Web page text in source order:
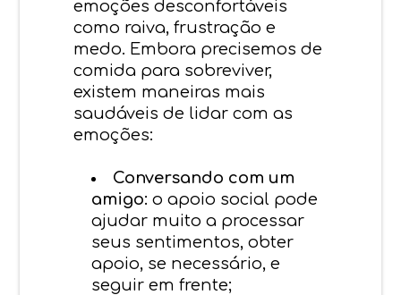
emoções desconfortáveis
como raiva, frustração e
medo. Embora precisemos de
comida para sobreviver,
existem maneiras mais
saudáveis de lidar com as
emoções:
Conversando com um
amigo: o apoio social pode
ajudar muito a processar
seus sentimentos, obter
apoio, se necessário, e
seguir em frente;